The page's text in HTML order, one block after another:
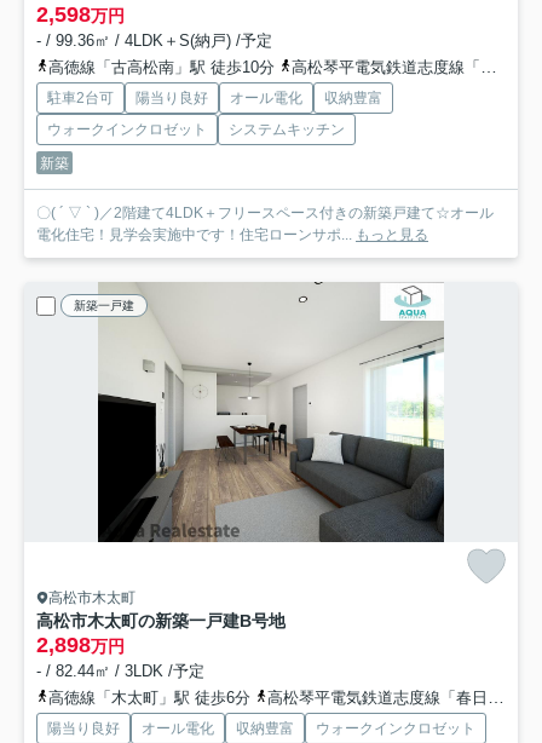
2,598万円
- / 99.36㎡ / 4LDK＋S(納戸) /予定
高徳線「古高松南」駅 徒歩10分
高松琴平電気鉄道志度線「古高松」駅 徒歩15分
駐車2台可 陽当り良好 オール電化
収納豊富
ウォークインクロゼット
システムキッチン
新築
〇( ´ ▽ ` )／2階建て4LDK＋フリースペース付きの新築戸建て☆オール
電化住宅！見学会実施中です！住宅ローンサポ...
もっと見る
新築一戸建
高松市木太町
高松市木太町の新築一戸建B号地
2,898万円
- / 82.44㎡ / 3LDK /予定
高徳線「木太町」駅 徒歩6分
高松琴平電気鉄道志度線「春日川」駅 徒歩18分
陽当り良好 オール電化 収納豊富
ウォークインクロゼット